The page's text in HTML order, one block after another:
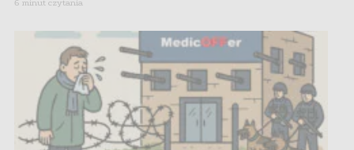
6 minut czytania